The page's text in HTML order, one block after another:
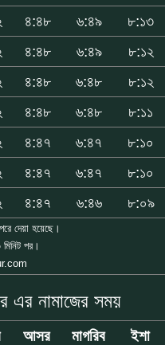
৪:৪৮ ৬:৪৯
৮:১৩
৪:৪৮ ৬:৪৯
৮:১২
৪:৪৮ ৬:৪৮
৮:১২
৪:৪৮ ৬:৪৮
৮:১১
৪:৪৭ ৬:৪৭
৮:১০
৪:৪৭ ৬:৪৭
৮:১০
৪:৪৭ ৬:৪৬ ৮:০৯
দেয়া হয়েছে।
পর।
এর নামাজের সময়
আসর মাগরিব
ইশা